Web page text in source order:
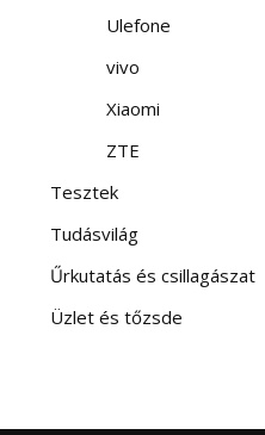
Ulefone
vivo
Xiaomi
ZTE
Tesztek
Tudásvilág
Űrkutatás és csillagászat
Üzlet és tőzsde